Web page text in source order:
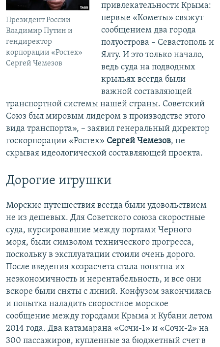
Президент России
Владимир Путин и
гендиректор
корпорации «Ростех»
Сергей Чемезов
привлекательности Крыма:
первые «Кометы» свяжут
сообщением два города
полуострова – Севастополь и
Ялту. И это только начало,
ведь суда на подводных
крыльях всегда были
важной составляющей
транспортной системы нашей страны. Советский
Союз был мировым лидером в производстве этого
вида транспорта», – заявил генеральный директор
госкорпорации «Ростех» Сергей Чемезов, не
скрывая идеологической составляющей проекта​.
Дорогие игрушки
Морские путешествия всегда были удовольствием
не из дешевых. Для Советского союза скоростные
суда, курсировавшие между портами Черного
моря, были символом технического прогресса,
поскольку в эксплуатации стоили очень дорого.
После введения хозрасчета стала понятна их
неэкономичность и нерентабельность, и все они
вскоре были сняты с линий. Конфузом закончилась
и попытка наладить скоростное морское
сообщение между городами Крыма и Кубани летом
2014 года. Два катамарана «Сочи-1» и «Сочи-2» на
300 пассажиров, купленные за бюджетный счет в